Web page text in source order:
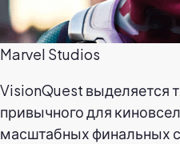
Marvel Studios
VisionQuest выделяется
привычного для
масштабных финальных